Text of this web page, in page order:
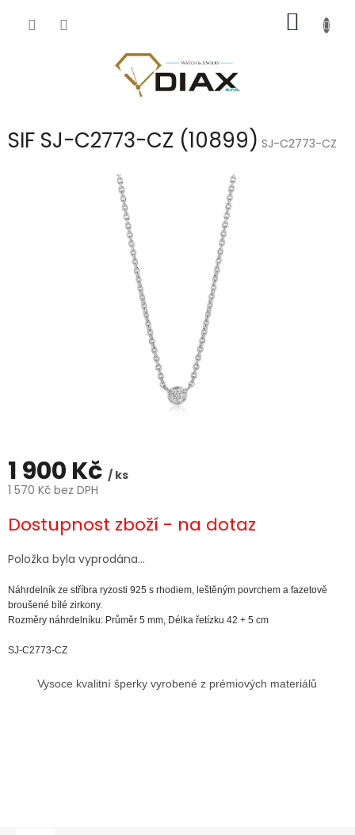
KOŠÍK
SIF SJ-C2773-CZ (10899) SJ-C2773-CZ
1 900 Kč / ks
1 570 Kč bez DPH
cena:
Dostupnost zboží - na dotaz
Položka byla vyprodána…
Náhrdelník ze stříbra ryzosti 925 s rhodiem, leštěným povrchem a fazetově
broušené bílé zirkony.
Rozměry náhrdelníku: Průměr 5 mm, Délka řetízku 42 + 5 cm
SJ-C2773-CZ
Vysoce kvalitní šperky vyrobené z prémiových materiálů